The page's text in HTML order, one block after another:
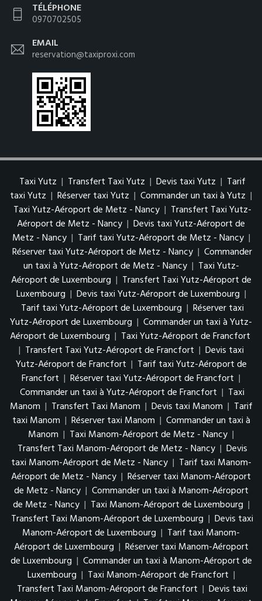
TÉLÉPHONE
0970702505
EMAIL
reservation@taxiproxi.com
Taxi Yutz | Transfert Taxi Yutz | Devis taxi Yutz | Tarif
taxi Yutz | Réserver taxi Yutz | Commander un taxi à Yutz |
Taxi Yutz-Aéroport de Metz - Nancy | Transfert Taxi Yutz-
Aéroport de Metz - Nancy | Devis taxi Yutz-Aéroport de
Metz - Nancy | Tarif taxi Yutz-Aéroport de Metz - Nancy |
Réserver taxi Yutz-Aéroport de Metz - Nancy | Commander
un taxi à Yutz-Aéroport de Metz - Nancy | Taxi Yutz-
Aéroport de Luxembourg | Transfert Taxi Yutz-Aéroport de
Luxembourg | Devis taxi Yutz-Aéroport de Luxembourg |
Tarif taxi Yutz-Aéroport de Luxembourg | Réserver taxi
Yutz-Aéroport de Luxembourg | Commander un taxi à Yutz-
Aéroport de Luxembourg | Taxi Yutz-Aéroport de Francfort
| Transfert Taxi Yutz-Aéroport de Francfort | Devis taxi
Yutz-Aéroport de Francfort | Tarif taxi Yutz-Aéroport de
Francfort | Réserver taxi Yutz-Aéroport de Francfort |
Commander un taxi à Yutz-Aéroport de Francfort | Taxi
Manom | Transfert Taxi Manom | Devis taxi Manom | Tarif
taxi Manom | Réserver taxi Manom | Commander un taxi à
Manom | Taxi Manom-Aéroport de Metz - Nancy |
Transfert Taxi Manom-Aéroport de Metz - Nancy | Devis
taxi Manom-Aéroport de Metz - Nancy | Tarif taxi Manom-
Aéroport de Metz - Nancy | Réserver taxi Manom-Aéroport
de Metz - Nancy | Commander un taxi à Manom-Aéroport
de Metz - Nancy | Taxi Manom-Aéroport de Luxembourg |
Transfert Taxi Manom-Aéroport de Luxembourg | Devis taxi
Manom-Aéroport de Luxembourg | Tarif taxi Manom-
Aéroport de Luxembourg | Réserver taxi Manom-Aéroport
de Luxembourg | Commander un taxi à Manom-Aéroport de
Luxembourg | Taxi Manom-Aéroport de Francfort |
Transfert Taxi Manom-Aéroport de Francfort | Devis taxi